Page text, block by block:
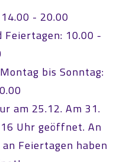
- 20.00
Feiertagen: 10.00 -
bis Sonntag:
am 25.12. Am 31.
Uhr geöffnet. An
Feiertagen haben